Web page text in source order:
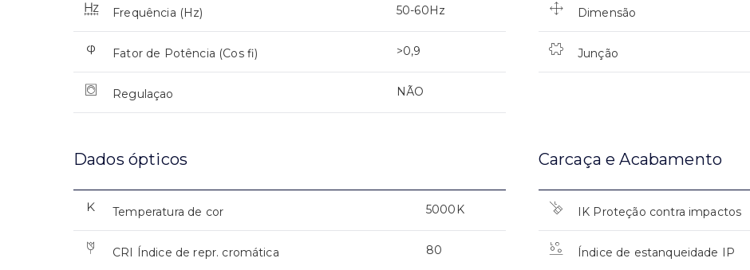
Frequência (Hz) 50-60Hz
Fator de Potência (Cos fi) >0,9
Regulaçao NÃO
Dimensão
Junção
Dados ópticos
Temperatura de cor 5000K
CRI Índice de repr. cromática 80
Carcaça e Acabamento
IK Proteção contra impactos
Índice de estanqueidade IP